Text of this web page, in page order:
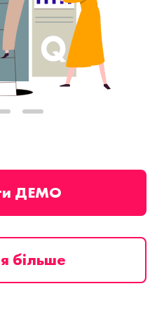
ДЕМО
більше